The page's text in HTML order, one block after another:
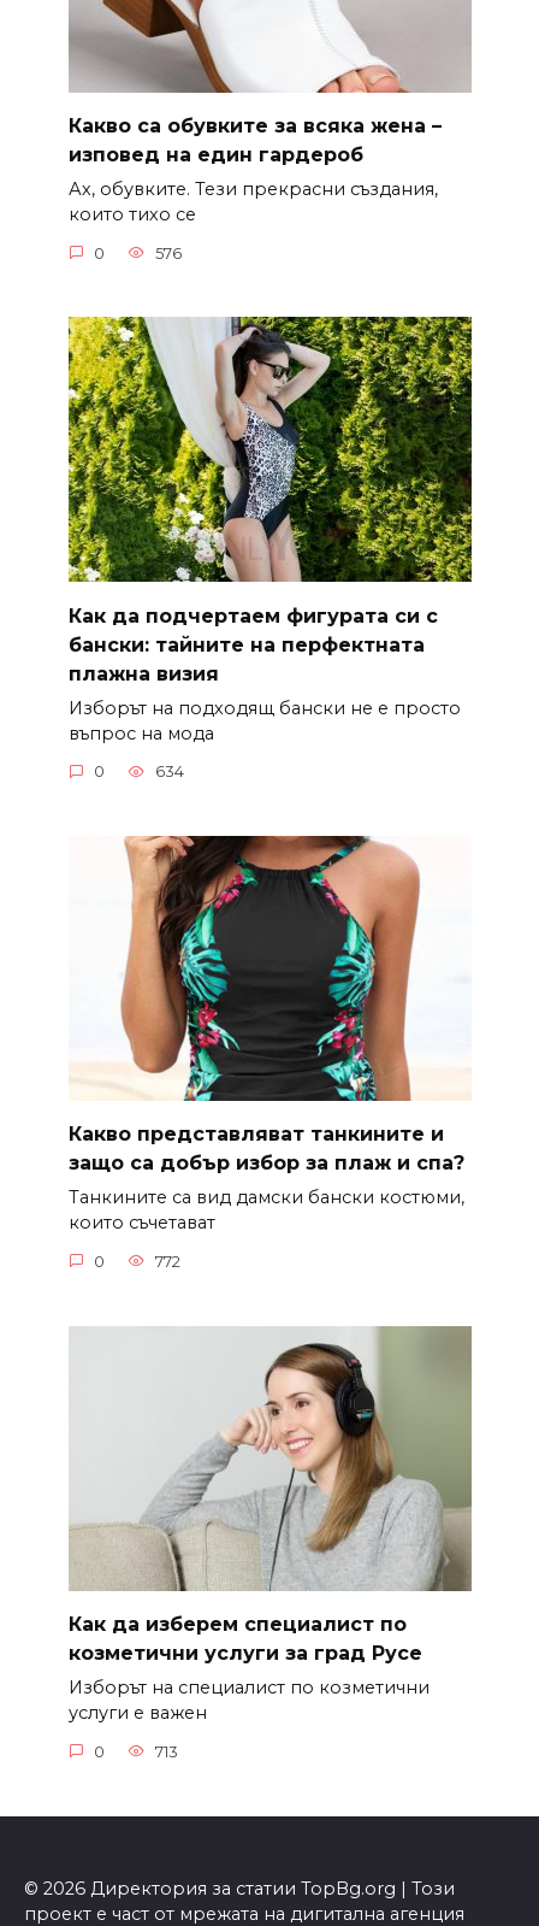
Какво са обувките за всяка жена –
изповед на един гардероб
Ах, обувките. Тези прекрасни създания,
които тихо се
0 576
Как да подчертаем фигурата си с
бански: тайните на перфектната
плажна визия
Изборът на подходящ бански не е просто
въпрос на мода
0 634
Какво представляват танкините и
защо са добър избор за плаж и спа?
Танкините са вид дамски бански костюми,
които съчетават
0 772
Как да изберем специалист по
козметични услуги за град Русе
Изборът на специалист по козметични
услуги е важен
0 713
© 2026 Директория за статии TopBg.org | Този
проект е част от мрежата на дигитална агенция